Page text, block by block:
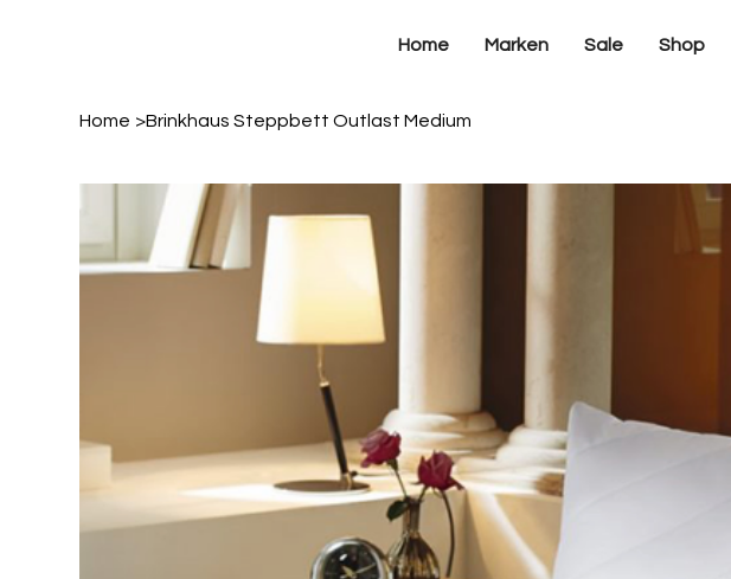
Home Marken Sale Shop
Home >Brinkhaus Steppbett Outlast Medium